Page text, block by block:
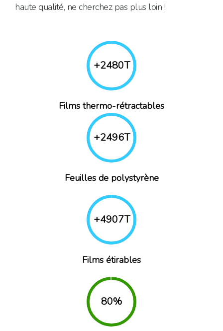
haute qualité, ne cherchez pas plus loin !
+2490T
Films thermo-rétractables
+2759T
Feuilles de polystyrène
+5479T
Films étirables
90%